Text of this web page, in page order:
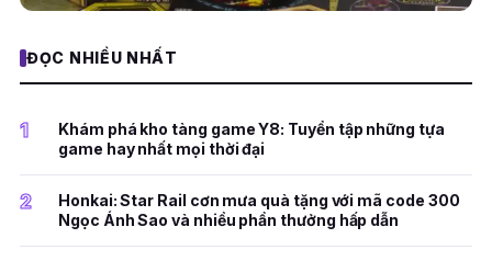
ĐỌC NHIỀU NHẤT
1
Khám phá kho tàng game Y8: Tuyển tập những tựa
game hay nhất mọi thời đại
2
Honkai: Star Rail cơn mưa quà tặng với mã code 300
Ngọc Ánh Sao và nhiều phần thưởng hấp dẫn